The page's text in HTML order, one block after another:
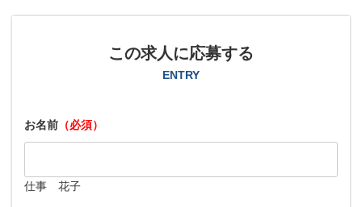
この求人に応募する
ENTRY
お名前 （必須）
仕事 花子